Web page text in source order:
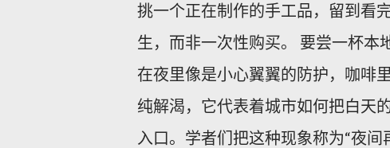
挑一个正在制作的手工品，留到看
生，而非一次性购买。 要尝一杯本
在夜里像是小心翼翼的防护，咖啡
纯解渴，它代表着城市如何把白天
入口。学者们把这种现象称为“夜